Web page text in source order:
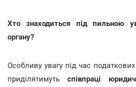
Хто знаходиться під пильною
органу?
Особливу увагу під час
приділятимуть співпраці